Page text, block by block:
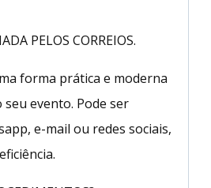
PELOS CORREIOS.
forma prática e moderna
evento. Pode ser
e-mail ou redes sociais,